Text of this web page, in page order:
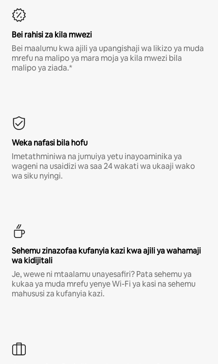
Bei rahisi za kila mwezi
Bei maalumu kwa ajili ya upangishaji wa likizo ya muda
mrefu na malipo ya mara moja ya kila mwezi bila
malipo ya ziada.*
Weka nafasi bila hofu
Imetathminiwa na jumuiya yetu inayoaminika ya
wageni na usaidizi wa saa 24 wakati wa ukaaji wako
wa siku nyingi.
Sehemu zinazofaa kufanyia kazi kwa ajili ya wahamaji
wa kidijitali
Je, wewe ni mtaalamu unayesafiri? Pata sehemu ya
kukaa ya muda mrefu yenye Wi-Fi ya kasi na sehemu
mahususi za kufanyia kazi.